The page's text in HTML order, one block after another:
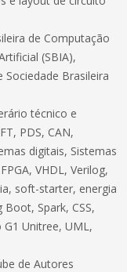
de Computação
(SBIA),
Sociedade Brasileira
técnico e
PDS, CAN,
digitais, Sistemas
VHDL, Verilog,
soft-starter, energia
Boot, Spark, CSS,
Unitree, UML,
de Autores